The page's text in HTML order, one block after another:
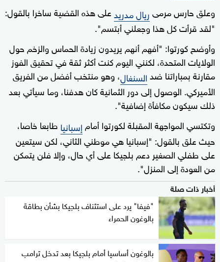
وعلق حارس مرمىريال مدريدعلى هذه القضية ساخرا بالقول:
"لقد قرأت كل هذا وجعلني أبتسم".
وأوضح كورتوا: "أفهم أنهم يريدون زيادة الحماس والزخم حول
الولايات المتحدة، لكنني اليوم كنت أكثر ثقة في تحقيق الفوز
مقارنة بمباراتنا ضدالسنغال، وهو منتخب أفضل من الفريق
الأميركي. الوصول إلى دور الثمانية كان هدفنا، وما سيأتي بعد
ذلك سيكون مكافأة إضافية".
وتكتسي المواجهة المقبلة لكورتوا أمام إسبانيا طابعا خاصا،
حيث علق بالقول: "إسبانيا هي موطني الثاني، لكن سيتعين
على طفلي الصغير دعم بلجيكا على أي حال، وإلا فلن يتمكن
من العودة إلى المنزل".
أخبار ذات صلة
"فيفا" يرد على استئناف بلجيكا بشأن بطاقة
بالوغون الحمراء
بالوغون أساسيا أمام بلجيكا بعد تدخل ترامب